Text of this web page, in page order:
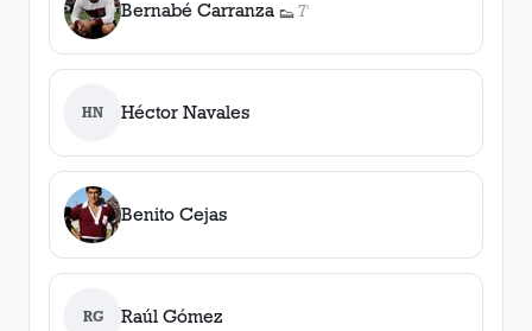
Bernabé Carranza 👟
1asistencia
7'
HN Héctor Navales
Benito Cejas
RG Raúl Gómez